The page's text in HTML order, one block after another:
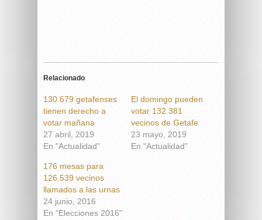
Relacionado
130.679 getafenses
tienen derecho a
votar mañana
27 abril, 2019
En "Actualidad"
El domingo pueden
votar 132.381
vecinos de Getafe
23 mayo, 2019
En "Actualidad"
176 mesas para
126.539 vecinos
llamados a las urnas
24 junio, 2016
En "Elecciones 2016"